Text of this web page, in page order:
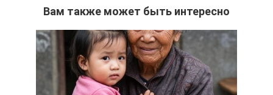
Вам также может быть интересно